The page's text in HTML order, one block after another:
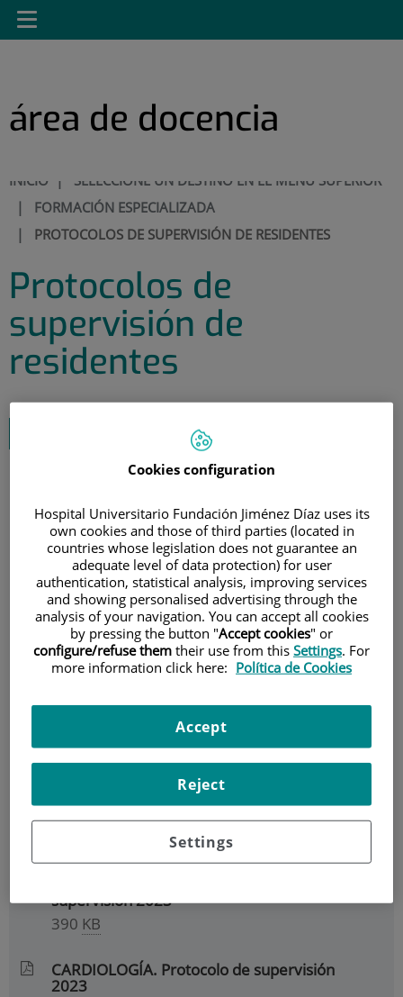
Saltar al contenido
Saltar
área de docencia
Toggle
navigation
INICIO | SELECCIONE UN DESTINO EN EL MENÚ SUPERIOR
| FORMACIÓN ESPECIALIZADA
| PROTOCOLOS DE SUPERVISIÓN DE RESIDENTES
Protocolos de
supervisión de
residentes
ALERGOLOGÍA. Protocolo de supervisión
377KB
ANALISIS CLÍNICOS. Protocolo de
supervisión 2023
342KB
ANATOMÍA PATOLÓGICA. Protocolo de
supervisión 2023
ANESTESIA. Protocolo de supervisión 2023
368KB
ANGIOLOGÍA Y CIRUGÍA VASCULAR.
Protocolo de supervisión 2023
supervisión 2023
390 KB
CARDIOLOGÍA. Protocolo de supervisión
2023
Cookies configuration
Hospital Universitario Fundación Jiménez Díaz uses its
own cookies and those of third parties (located in
countries whose legislation does not guarantee an
adequate level of data protection) for user
authentication, statistical analysis, improving services
and showing personalised advertising through the
analysis of your navigation. You can accept all cookies
by pressing the button "Accept cookies" or
configure/refuse them their use from this Settings. For
more information click here: Política de Cookies
Settings
Reject
Accept